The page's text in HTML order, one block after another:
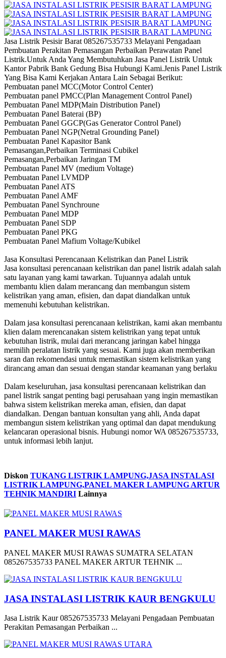
Jasa Listrik Pesisir Barat 085267535733 Melayani Pengadaan
Pembuatan Perakitan Pemasangan Perbaikan Perawatan Panel
Listrik.Untuk Anda Yang Membutuhkan Jasa Panel Listrik Untuk
Kantor Pabrik Bank Gedung Bisa Hubungi Kami.Jenis Panel Listrik
Yang Bisa Kami Kerjakan Antara Lain Sebagai Berikut:
Pembuatan panel MCC(Motor Control Center)
Pembuatan panel PMCC(Plan Management Control Panel)
Pembuatan Panel MDP(Main Distribution Panel)
Pembuatan Panel Baterai (BP)
Pembuatan Panel GGCP(Gas Generator Control Panel)
Pembuatan Panel NGP(Netral Grounding Panel)
Pembuatan Panel Kapasitor Bank
Pemasangan,Perbaikan Terminasi Cubikel
Pemasangan,Perbaikan Jaringan TM
Pembuatan Panel MV (medium Voltage)
Pembuatan Panel LVMDP
Pembuatan Panel ATS
Pembuatan Panel AMF
Pembuatan Panel Synchroune
Pembuatan Panel MDP
Pembuatan Panel SDP
Pembuatan Panel PKG
Pembuatan Panel Mafium Voltage/Kubikel
Jasa Konsultasi Perencanaan Kelistrikan dan Panel Listrik
Jasa konsultasi perencanaan kelistrikan dan panel listrik adalah salah
satu layanan yang kami tawarkan. Tujuannya adalah untuk
membantu klien dalam merancang dan membangun sistem
kelistrikan yang aman, efisien, dan dapat diandalkan untuk
memenuhi kebutuhan kelistrikan.
Dalam jasa konsultasi perencanaan kelistrikan, kami akan membantu
klien dalam merencanakan sistem kelistrikan yang tepat untuk
kebutuhan listrik, mulai dari merancang jaringan kabel hingga
memilih peralatan listrik yang sesuai. Kami juga akan memberikan
saran dan rekomendasi untuk memastikan sistem kelistrikan yang
dirancang aman dan sesuai dengan standar keamanan yang berlaku
Dalam keseluruhan, jasa konsultasi perencanaan kelistrikan dan
panel listrik sangat penting bagi perusahaan yang ingin memastikan
bahwa sistem kelistrikan mereka aman, efisien, dan dapat
diandalkan. Dengan bantuan konsultan yang ahli, Anda dapat
membangun sistem kelistrikan yang optimal dan dapat mendukung
kelancaran operasional bisnis. Hubungi nomor WA 085267535733,
untuk informasi lebih lanjut.
Diskon TUKANG LISTRIK LAMPUNG,JASA INSTALASI
LISTRIK LAMPUNG,PANEL MAKER LAMPUNG ARTUR
TEHNIK MANDIRI Lainnya
PANEL MAKER MUSI RAWAS
PANEL MAKER MUSI RAWAS SUMATRA SELATAN
085267535733 PANEL MAKER ARTUR TEHNIK ...
JASA INSTALASI LISTRIK KAUR BENGKULU
Jasa Listrik Kaur 085267535733 Melayani Pengadaan Pembuatan
Perakitan Pemasangan Perbaikan ...